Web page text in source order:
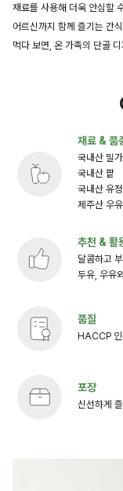
재료를 사용해 더욱 안심할
어르신까지 함께 즐기는 간
먹다 보면, 온 가족의 단골
재료 & 품
국내산 밀
국내산 팥
국내산 유
제주산 우유
추천 & 활
달콤하고
두유, 우유
품질
HACCP 인
포장
신선하게